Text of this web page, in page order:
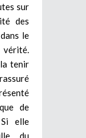
sur
des
le
tenir
de
elle
du